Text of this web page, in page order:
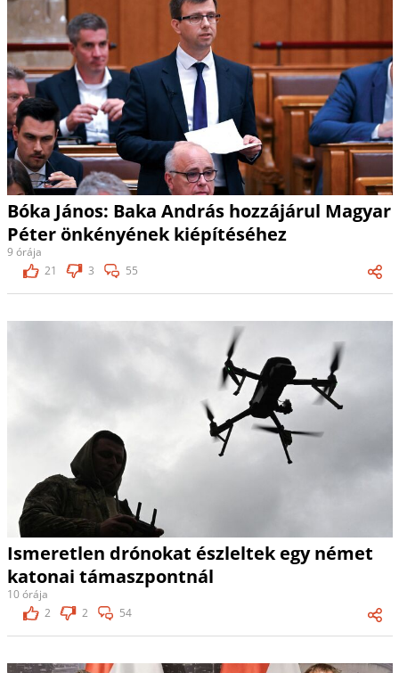
Bóka János: Baka András hozzájárul Magyar
Péter önkényének kiépítéséhez
9 órája
21
3 55
Ismeretlen drónokat észleltek egy német
katonai támaszpontnál
10 órája
2
2 54